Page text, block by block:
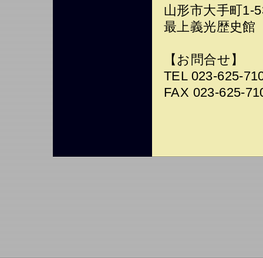
山形市大手町1-
最上義光歴史館
【お問合せ】
TEL 023-625-
FAX 023-625-